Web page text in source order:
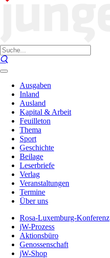
Ausgaben
Inland
Ausland
Kapital & Arbeit
Feuilleton
Thema
Sport
Geschichte
Beilage
Leserbriefe
Verlag
Veranstaltungen
Termine
Über uns
Rosa-Luxemburg-Konferenz
jW-Prozess
Aktionsbüro
Genossenschaft
jW-Shop